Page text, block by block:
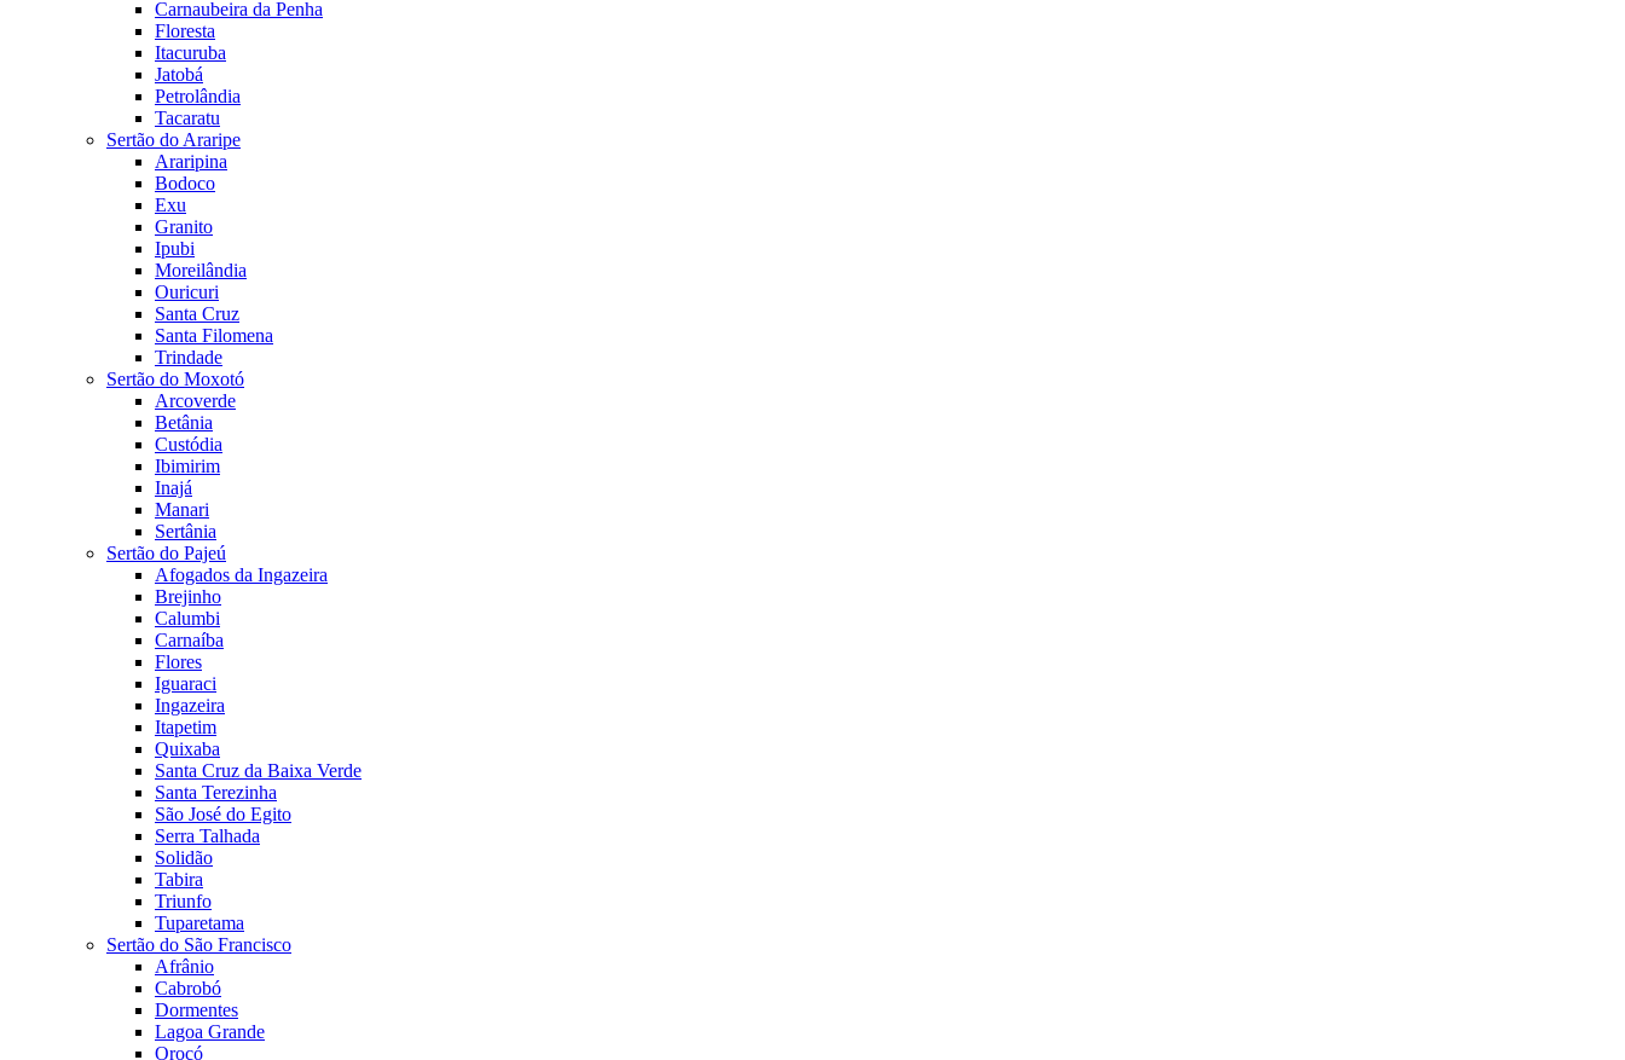
Carnaubeira da Penha
Floresta
Itacuruba
Jatobá
Petrolândia
Tacaratu
Sertão do Araripe
Araripina
Bodoco
Exu
Granito
Ipubi
Moreilândia
Ouricuri
Santa Cruz
Santa Filomena
Trindade
Sertão do Moxotó
Arcoverde
Betânia
Custódia
Ibimirim
Inajá
Manari
Sertânia
Sertão do Pajeú
Afogados da Ingazeira
Brejinho
Calumbi
Carnaíba
Flores
Iguaraci
Ingazeira
Itapetim
Quixaba
Santa Cruz da Baixa Verde
Santa Terezinha
São José do Egito
Serra Talhada
Solidão
Tabira
Triunfo
Tuparetama
Sertão do São Francisco
Afrânio
Cabrobó
Dormentes
Lagoa Grande
Orocó